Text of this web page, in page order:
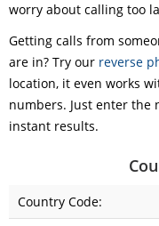
worry about calling too
Getting calls from
are in? Try our reverse
location, it even works
numbers. Just enter
instant results.
Country Code: